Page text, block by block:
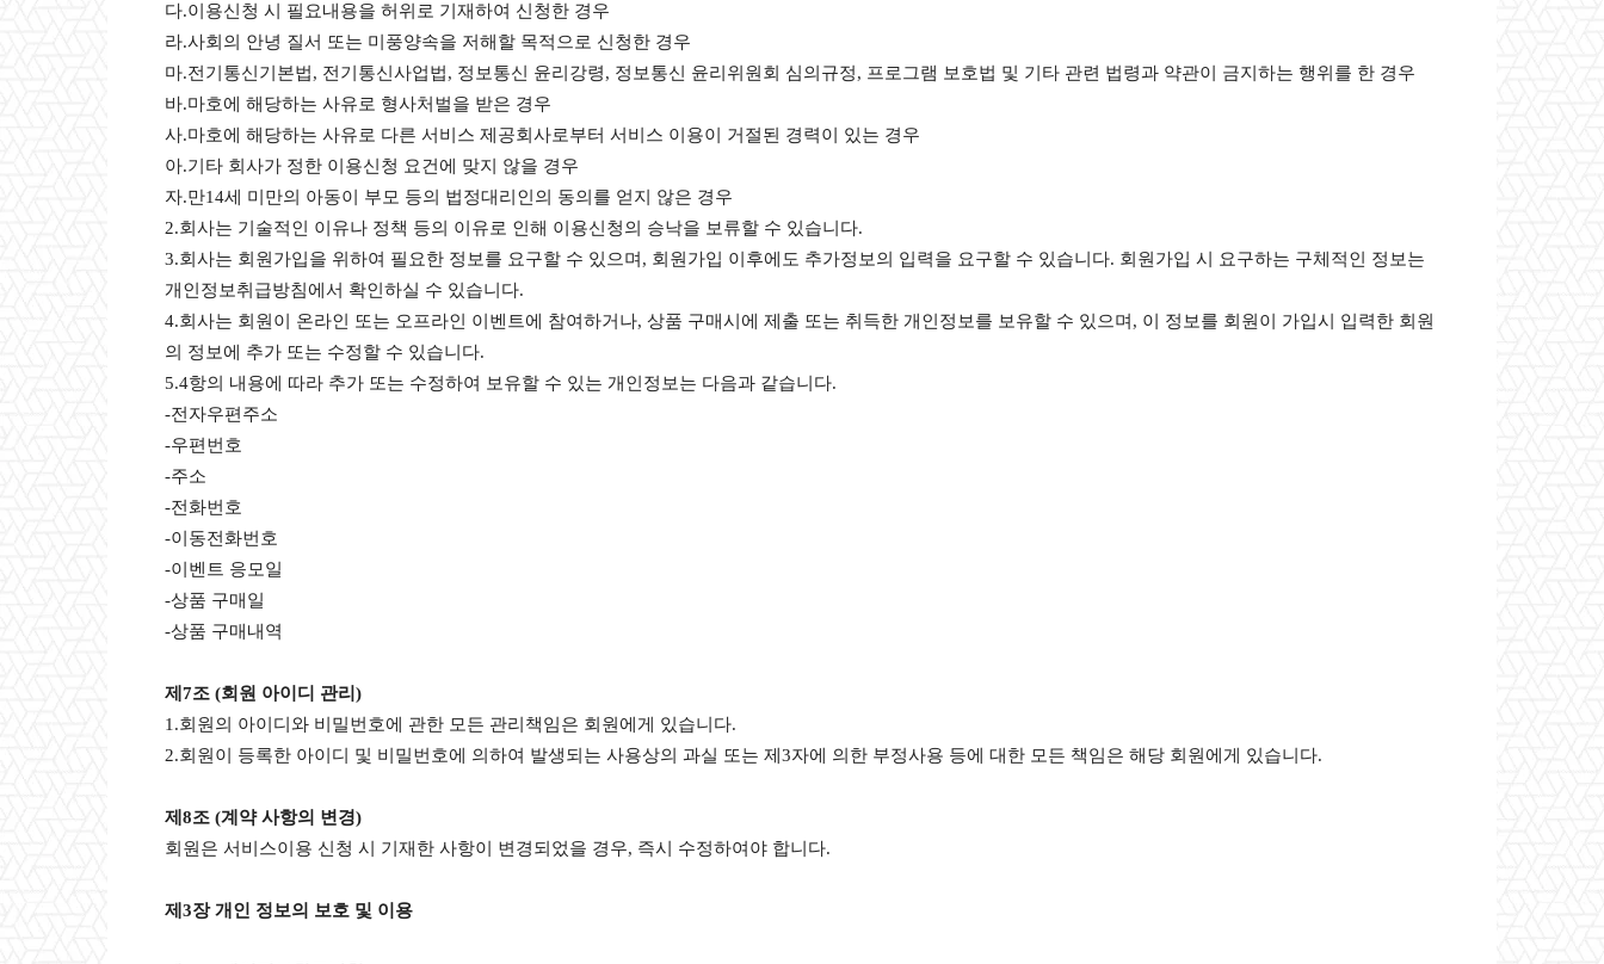
다.이용신청 시 필요내용을 허위로 기재하여 신청한 경우
라.사회의 안녕 질서 또는 미풍양속을 저해할 목적으로 신청한 경우
마.전기통신기본법, 전기통신사업법, 정보통신 윤리강령, 정보통신 윤리위원회 심의규정, 프로그램 보호법 및 기타 관련 법령과 약관이 금지하는 행위를 한 경우
바.마호에 해당하는 사유로 형사처벌을 받은 경우
사.마호에 해당하는 사유로 다른 서비스 제공회사로부터 서비스 이용이 거절된 경력이 있는 경우
아.기타 회사가 정한 이용신청 요건에 맞지 않을 경우
자.만14세 미만의 아동이 부모 등의 법정대리인의 동의를 얻지 않은 경우
2.회사는 기술적인 이유나 정책 등의 이유로 인해 이용신청의 승낙을 보류할 수 있습니다.
3.회사는 회원가입을 위하여 필요한 정보를 요구할 수 있으며, 회원가입 이후에도 추가정보의 입력을 요구할 수 있습니다. 회원가입 시 요구하는 구체적인 정보는
개인정보취급방침에서 확인하실 수 있습니다.
4.회사는 회원이 온라인 또는 오프라인 이벤트에 참여하거나, 상품 구매시에 제출 또는 취득한 개인정보를 보유할 수 있으며, 이 정보를 회원이 가입시 입력한 회원
의 정보에 추가 또는 수정할 수 있습니다.
5.4항의 내용에 따라 추가 또는 수정하여 보유할 수 있는 개인정보는 다음과 같습니다.
-전자우편주소
-우편번호
-주소
-전화번호
-이동전화번호
-이벤트 응모일
-상품 구매일
-상품 구매내역
제7조 (회원 아이디 관리)
1.회원의 아이디와 비밀번호에 관한 모든 관리책임은 회원에게 있습니다.
2.회원이 등록한 아이디 및 비밀번호에 의하여 발생되는 사용상의 과실 또는 제3자에 의한 부정사용 등에 대한 모든 책임은 해당 회원에게 있습니다.
제8조 (계약 사항의 변경)
회원은 서비스이용 신청 시 기재한 사항이 변경되었을 경우, 즉시 수정하여야 합니다.
제3장 개인 정보의 보호 및 이용